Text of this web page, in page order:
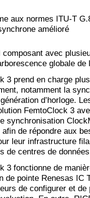
aux normes ITU-T
amélioré
composant avec
globale de
3 prend en charge
notamment la
d’horloge.
FemtoClock 3
synchronisation
de répondre aux
leur infrastructure
de centres de
3 fonctionne de
de pointe Renesas IC
de configurer et